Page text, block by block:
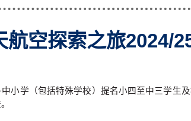
航空探索之旅2024/
小学（包括特殊学校）提名小四至中三学生